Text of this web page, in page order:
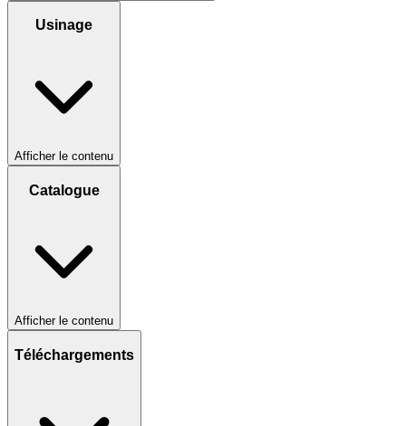
Usinage
Afficher le contenu
Catalogue
Afficher le contenu
Téléchargements